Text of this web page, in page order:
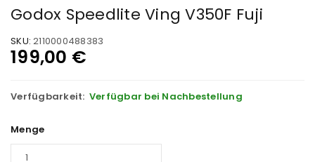
Godox Speedlite Ving V350F Fuji
SKU: 2110000488383
199,00 €
Verfügbarkeit: Verfügbar bei Nachbestellung
Menge